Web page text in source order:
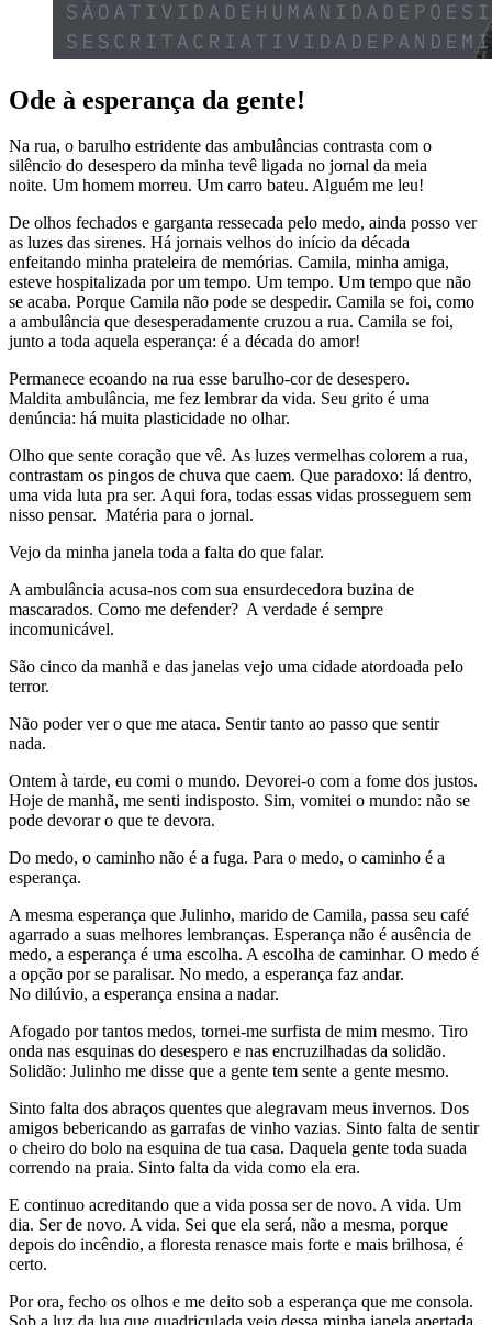
Ode à esperança da gente!
Na rua, o barulho estridente das ambulâncias contrasta com o
silêncio do desespero da minha tevê ligada no jornal da meia
noite. Um homem morreu. Um carro bateu. Alguém me leu!
De olhos fechados e garganta ressecada pelo medo, ainda posso ver
as luzes das sirenes. Há jornais velhos do início da década
enfeitando minha prateleira de memórias. Camila, minha amiga,
esteve hospitalizada por um tempo. Um tempo. Um tempo que não
se acaba. Porque Camila não pode se despedir. Camila se foi, como
a ambulância que desesperadamente cruzou a rua. Camila se foi,
junto a toda aquela esperança: é a década do amor!
Permanece ecoando na rua esse barulho-cor de desespero.
Maldita ambulância, me fez lembrar da vida. Seu grito é uma
denúncia: há muita plasticidade no olhar.
Olho que sente coração que vê. As luzes vermelhas colorem a rua,
contrastam os pingos de chuva que caem. Que paradoxo: lá dentro,
uma vida luta pra ser. Aqui fora, todas essas vidas prosseguem sem
nisso pensar. Matéria para o jornal.
Vejo da minha janela toda a falta do que falar.
A ambulância acusa-nos com sua ensurdecedora buzina de
mascarados. Como me defender? A verdade é sempre
incomunicável.
São cinco da manhã e das janelas vejo uma cidade atordoada pelo
terror.
Não poder ver o que me ataca. Sentir tanto ao passo que sentir
nada.
Ontem à tarde, eu comi o mundo. Devorei-o com a fome dos justos.
Hoje de manhã, me senti indisposto. Sim, vomitei o mundo: não se
pode devorar o que te devora.
Do medo, o caminho não é a fuga. Para o medo, o caminho é a
esperança.
A mesma esperança que Julinho, marido de Camila, passa seu café
agarrado a suas melhores lembranças. Esperança não é ausência de
medo, a esperança é uma escolha. A escolha de caminhar. O medo é
a opção por se paralisar. No medo, a esperança faz andar.
No dilúvio, a esperança ensina a nadar.
Afogado por tantos medos, tornei-me surfista de mim mesmo. Tiro
onda nas esquinas do desespero e nas encruzilhadas da solidão.
Solidão: Julinho me disse que a gente tem sente a gente mesmo.
Sinto falta dos abraços quentes que alegravam meus invernos. Dos
amigos bebericando as garrafas de vinho vazias. Sinto falta de sentir
o cheiro do bolo na esquina de tua casa. Daquela gente toda suada
correndo na praia. Sinto falta da vida como ela era.
E continuo acreditando que a vida possa ser de novo. A vida. Um
dia. Ser de novo. A vida. Sei que ela será, não a mesma, porque
depois do incêndio, a floresta renasce mais forte e mais brilhosa, é
certo.
Por ora, fecho os olhos e me deito sob a esperança que me consola.